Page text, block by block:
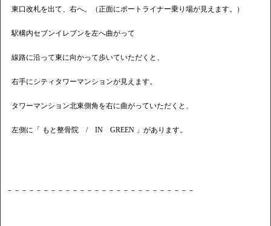
東口改札を出て、右へ。（正面にポートライナー乗り場が見えます。）
駅構内セブンイレブンを左へ曲がって
線路に沿って東に向かって歩いていただくと、
右手にシティタワーマンションが見えます。
タワーマンション北東側角を右に曲がっていただくと、
左側に「 もと整骨院 / IN GREEN 」があります。
－－－－－－－－－－－－－－－－－－－－－－－－－－